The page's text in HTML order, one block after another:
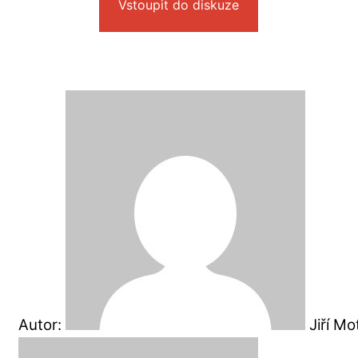
Vstoupit do diskuze
Autor: Jiří